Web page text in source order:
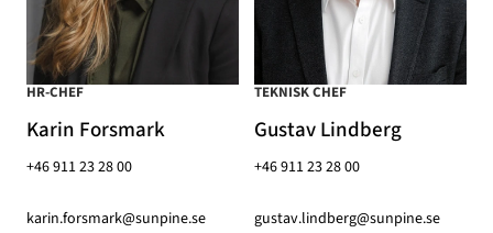
Karin Forsmark
HR-CHEF
+46 911 23 28 00
karin.forsmark@sunpine.se
Gustav Lindberg
TEKNISK CHEF
+46 911 23 28 00
gustav.lindberg@sunpine.se